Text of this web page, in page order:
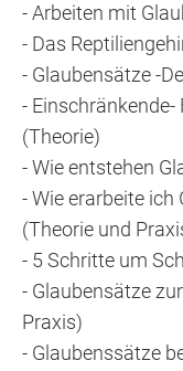
- Arbeiten mit
- Das
- Glaubensätze -
-
(Theorie)
- Wie entstehen
- Wie erarbeite
(Theorie und
- 5 Schritte um
- Glaubensätze
Praxis)
- Glaubenssätze